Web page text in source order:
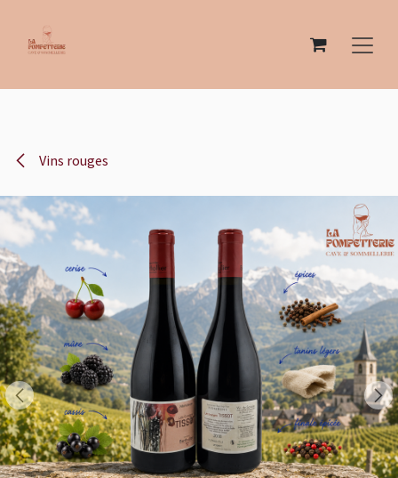
Vins rouges